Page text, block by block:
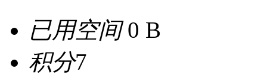
已用空间0 B
积分7